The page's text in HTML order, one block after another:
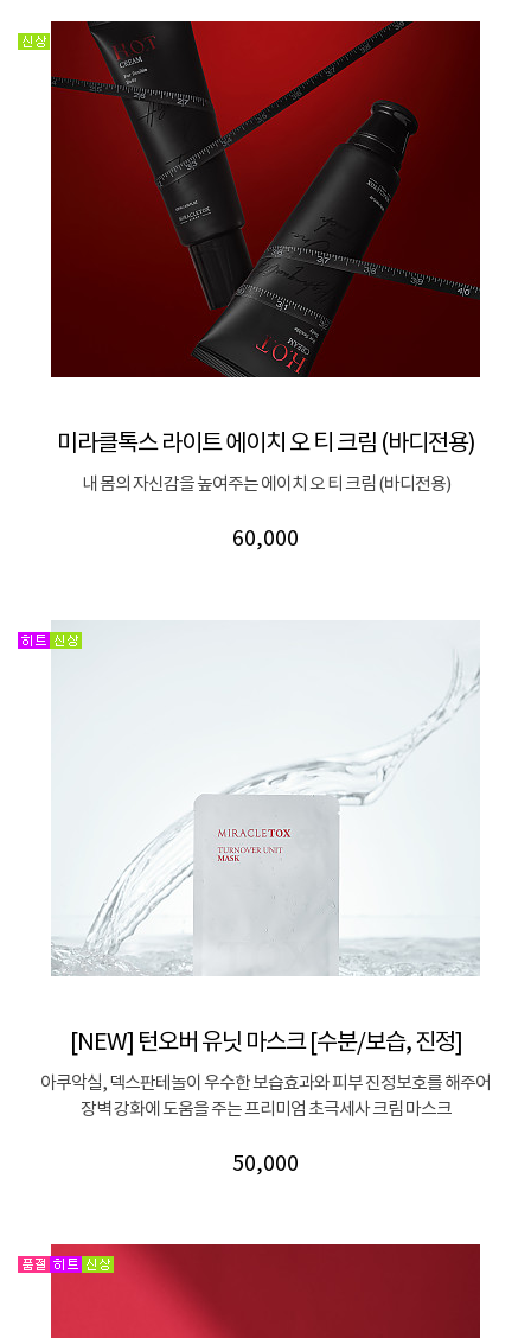
미라클톡스 라이트 에이치 오 티 크림 (바디전용)
내 몸의 자신감을 높여주는 에이치 오 티 크림 (바디전용)
60,000
[NEW] 턴오버 유닛 마스크 [수분/보습, 진정]
아쿠악실, 덱스판테놀이 우수한 보습효과와 피부 진정보호를 해주어
장벽 강화에 도움을 주는 프리미엄 초극세사 크림 마스크
50,000